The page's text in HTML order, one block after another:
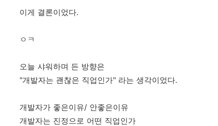
이게 결론이었다.
ㅇㅋ
오늘 샤워하며 든 방향은
"개발자는 괜찮은 직업인가" 라는 생각이었다.
개발자가 좋은이유/ 안좋은이유
개발자는 진정으로 어떤 직업인가